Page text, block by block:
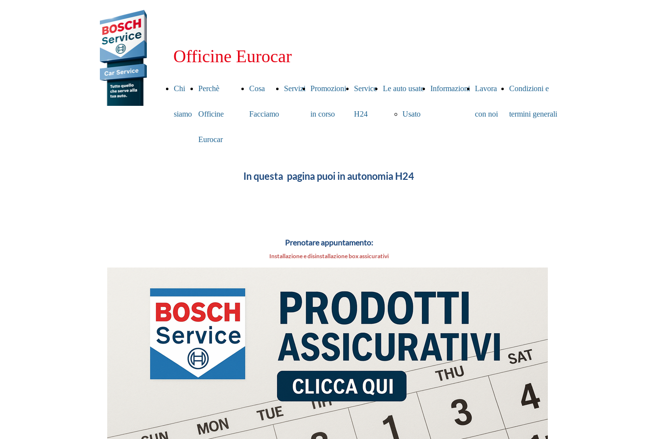
Officine Eurocar
Chi
siamo
Perchè
Officine
Eurocar
Cosa
Facciamo
Servizi Promozioni
in corso
Service
H24
Le auto usate
Usato
Informazioni Lavora
con noi
Condizioni e
termini generali
In questa pagina puoi in autonomia H24
Prenotare appuntamento:
Installazione e disinstallazione box assicurativi